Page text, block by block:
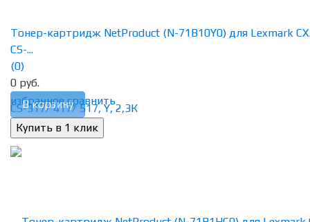
избранное сравнить
Тонер-картридж NetProduct (N-71B10Y0) для Lexmark
CS-...
(0)
0 руб.
В корзину